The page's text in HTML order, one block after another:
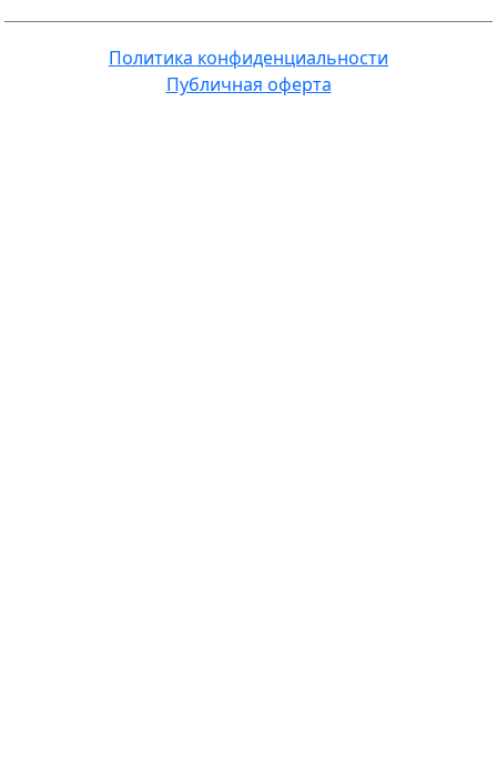
Политика конфиденциальности
Публичная оферта